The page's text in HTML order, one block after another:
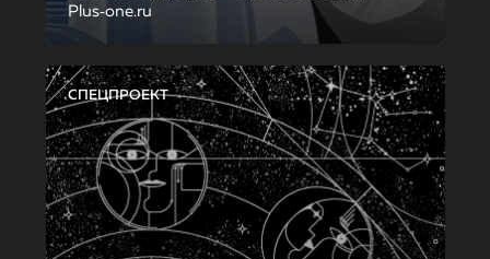
Plus‑one.ru
СПЕЦПРОЕКТ